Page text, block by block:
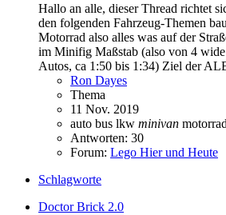
Hallo an alle, dieser Thread richtet
den folgenden Fahrzeug-Themen
Motorrad also alles was auf der
im Minifig Maßstab (also von 4
Autos, ca 1:50 bis 1:34) Ziel der
Ron Dayes
Thema
11 Nov. 2019
auto bus lkw minivan motorrad
Antworten: 30
Forum: Lego Hier und Heute
Schlagworte
Doctor Brick 2.0